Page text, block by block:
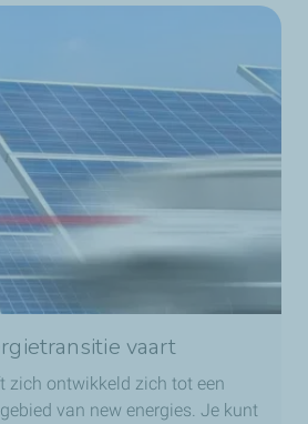
vaart
zich ontwikkeld zich tot een
van new energies. Je kunt